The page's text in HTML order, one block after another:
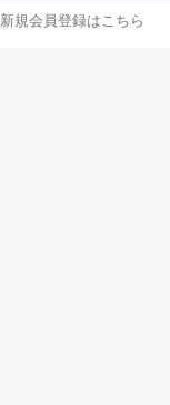
新規会員登録はこちら